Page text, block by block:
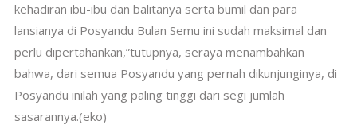
kehadiran ibu-ibu dan balitanya serta bumil dan para
lansianya di Posyandu Bulan Semu ini sudah maksimal dan
perlu dipertahankan,”tutupnya, seraya menambahkan
bahwa, dari semua Posyandu yang pernah dikunjunginya, di
Posyandu inilah yang paling tinggi dari segi jumlah
sasarannya.(eko)